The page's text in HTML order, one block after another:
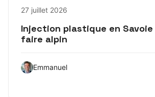
27 juillet 2026
Injection plastique en Savoie
faire alpin
Emmanuel